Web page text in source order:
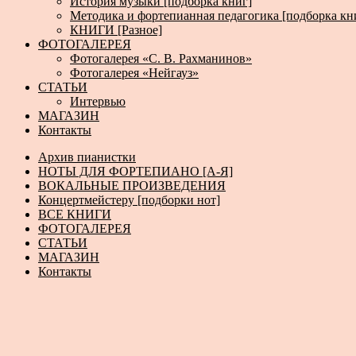
Методика и фортепианная педагогика [подборка
КНИГИ [Разное]
ФОТОГАЛЕРЕЯ
Фотогалерея «С. В. Рахманинов»
Фотогалерея «Нейгауз»
СТАТЬИ
Интервью
МАГАЗИН
Контакты
Архив пианистки
НОТЫ ДЛЯ ФОРТЕПИАНО [А-Я]
ВОКАЛЬНЫЕ ПРОИЗВЕДЕНИЯ
Концертмейстеру [подборки нот]
ВСЕ КНИГИ
ФОТОГАЛЕРЕЯ
СТАТЬИ
МАГАЗИН
Контакты